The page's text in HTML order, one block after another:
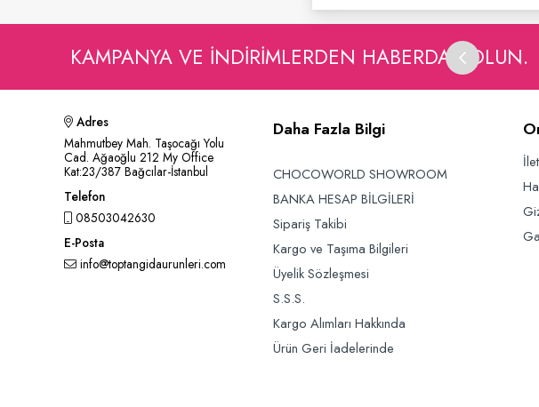
KAMPANYA VE INDIRIMLERDEN HABERDAR OLUN.
Adres
Mahmutbey Mah. Taşocağı Yolu
Cad. Ağaoğlu 212 My Office
Kat:23/387 Bağcılar-İstanbul
Telefon
08503042630
E-Posta
info@toptangidaurunleri.com
Daha Fazla Bilgi
CHOCOWORLD SHOWROOM
BANKA HESAP BİLGİLERİ
Sipariş Takibi
Kargo ve Taşıma Bilgileri
Üyelik Sözleşmesi
S.S.S.
Kargo Alımları Hakkında
Ürün Geri İadelerinde